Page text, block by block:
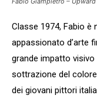
Classe 1974, Fabio è
appassionato d’arte
grande impatto
sottrazione del
dei giovani pittori